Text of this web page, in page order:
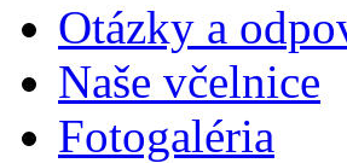
Otázky a
Naše včelnice
Fotogaléria